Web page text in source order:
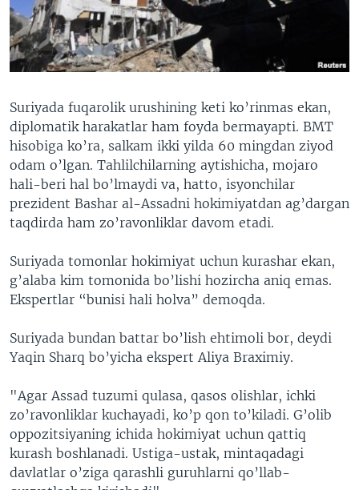
VIDEO
XABARLAR SURATLARDA
ODNOKLASSNIKI
TELEGRAM
TWITTER
SOUNDCLOUD
VOA
Suriyada fuqarolik urushining keti ko’rinmas ekan,
diplomatik harakatlar ham foyda bermayapti. BMT
hisobiga ko’ra, salkam ikki yilda 60 mingdan ziyod
odam o’lgan. Tahlilchilarning aytishicha, mojaro
hali-beri hal bo’lmaydi va, hatto, isyonchilar
prezident Bashar al-Assadni hokimiyatdan ag’dargan
taqdirda ham zo’ravonliklar davom etadi.
Suriyada tomonlar hokimiyat uchun kurashar ekan,
g’alaba kim tomonida bo’lishi hozircha aniq emas.
Ekspertlar “bunisi hali holva” demoqda.
Suriyada bundan battar bo’lish ehtimoli bor, deydi
Yaqin Sharq bo’yicha ekspert Aliya Braximiy.
"Agar Assad tuzumi qulasa, qasos olishlar, ichki
zo’ravonliklar kuchayadi, ko’p qon to’kiladi. G’olib
oppozitsiyaning ichida hokimiyat uchun qattiq
kurash boshlanadi. Ustiga-ustak, mintaqadagi
davlatlar o’ziga qarashli guruhlarni qo’llab-